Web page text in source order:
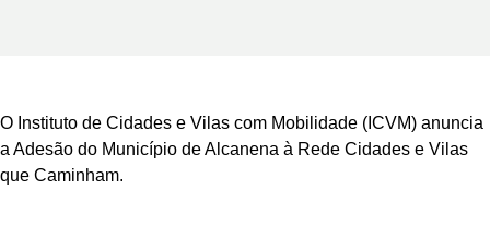
O Instituto de Cidades e Vilas com Mobilidade (ICVM) anuncia
a Adesão do Município de Alcanena à Rede Cidades e Vilas
que Caminham.